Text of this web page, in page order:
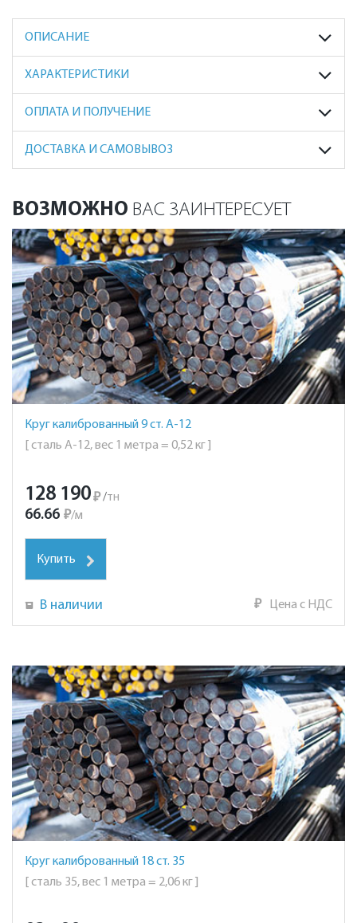
ОПИСАНИЕ
ХАРАКТЕРИСТИКИ
ОПЛАТА И ПОЛУЧЕНИЕ
ДОСТАВКА И САМОВЫВОЗ
ВОЗМОЖНО ВАС ЗАИНТЕРЕСУЕТ
Круг калиброванный 9 ст. А-12
[ сталь А-12, вес 1 метра = 0,52 кг ]
128 190₽ /тн
66.66 ₽/м
Купить
В наличии ₽ Цена с НДС
Круг калиброванный 18 ст. 35
[ сталь 35, вес 1 метра = 2,06 кг ]